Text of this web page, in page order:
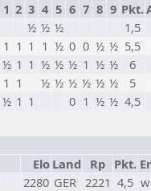
1 2 3 4 5 6 7 8 9 Pkt.
½ ½ ½
1,5
1 1 1 1 ½ 0 0 ½ ½ 5,5
½ 1 1 ½ ½ ½ 1 ½ ½
6
1 1 ½ ½ ½ ½ ½ ½
5
½ 1 1 0 1 ½ ½ 4,5
Elo Land Rp Pkt.
2280 GER 2221 4,5